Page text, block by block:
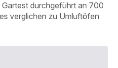
durchgeführt an 700
verglichen zu Umluftöfen